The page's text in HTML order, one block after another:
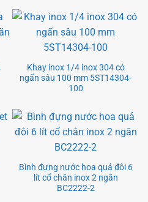
Khay inox 1/4 inox 304 có
ngấn sâu 100 mm 5ST14304-
100
Bình đựng nước hoa quả đôi 6
lít cổ chân inox 2 ngăn
BC2222-2